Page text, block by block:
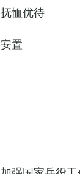
恤优待
置